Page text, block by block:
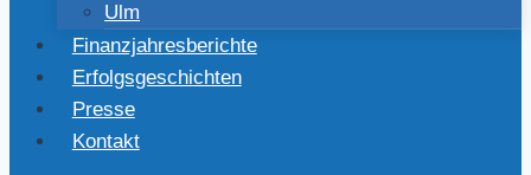
Ulm
Finanzjahresberichte
Erfolgsgeschichten
Presse
Kontakt